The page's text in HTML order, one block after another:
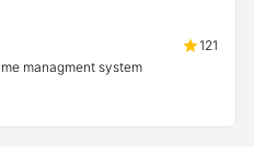
121
managment system